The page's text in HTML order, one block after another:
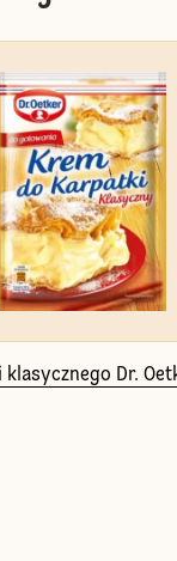
Dr.